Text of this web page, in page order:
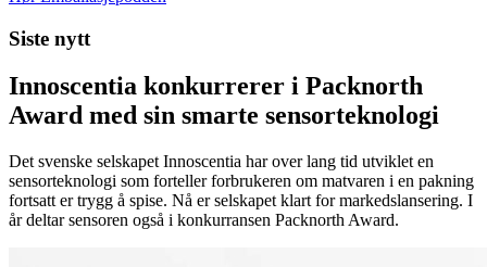
Siste nytt
Innoscentia konkurrerer i Packnorth
Award med sin smarte sensorteknologi
Det svenske selskapet Innoscentia har over lang tid utviklet en
sensorteknologi som forteller forbrukeren om matvaren i en pakning
fortsatt er trygg å spise. Nå er selskapet klart for markedslansering. I
år deltar sensoren også i konkurransen Packnorth Award.